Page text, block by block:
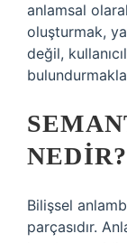
anlamsal
oluşturmak,
değil,
NEDIR?
Bilişsel
parçasıdır.